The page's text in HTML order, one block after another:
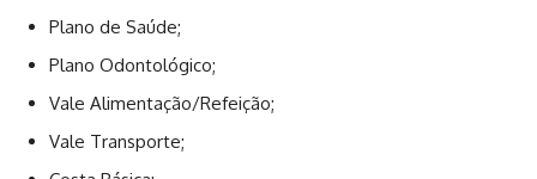
Plano de Saúde;
Plano Odontológico;
Vale Alimentação/Refeição;
Vale Transporte;